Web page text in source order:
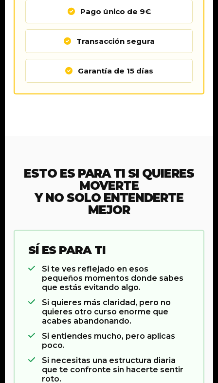
Pago único de 9€
Transacción segura
Garantía de 15 días
ESTO ES PARA TI SI QUIERES
MOVERTE
Y NO SOLO ENTENDERTE
MEJOR
SÍ ES PARA TI
Si te ves reflejado en esos
pequeños momentos donde sabes
que estás evitando algo.
Si quieres más claridad, pero no
quieres otro curso enorme que
acabes abandonando.
Si entiendes mucho, pero aplicas
poco.
Si necesitas una estructura diaria
que te confronte sin hacerte sentir
roto.